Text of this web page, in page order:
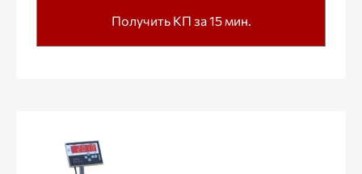
Получить КП за 15 мин.